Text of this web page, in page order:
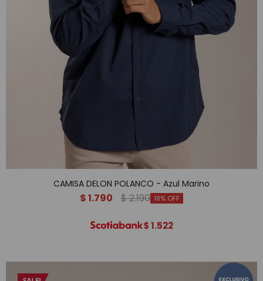
CAMISA DELON POLANCO - Azul Marino
$1.790 $2.190 18
$1.522